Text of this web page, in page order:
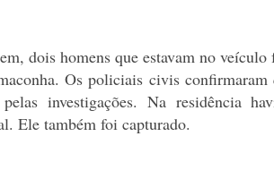
dois homens que estavam no
Os policiais civis
pelas investigações. Na residência
Ele também foi capturado.